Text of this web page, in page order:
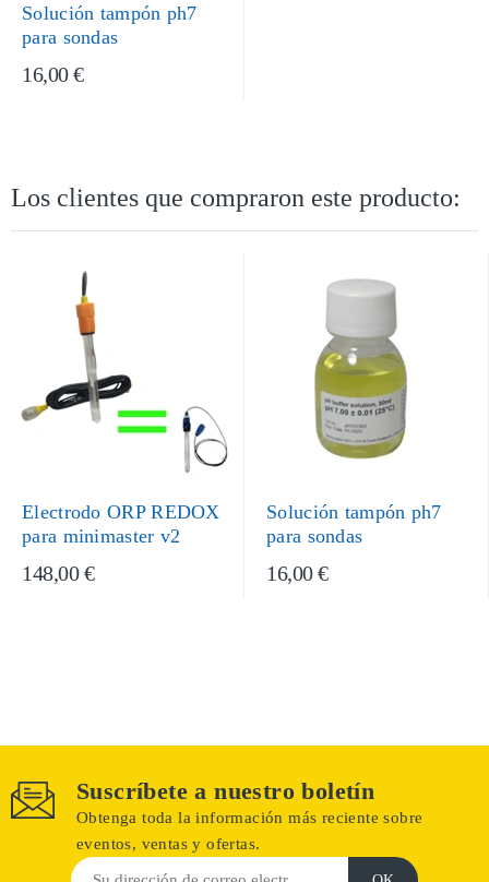
Solución tampón ph7
para sondas
16,00 €
Los clientes que compraron este producto:
Electrodo ORP REDOX
para minimaster v2
148,00 €
Solución tampón ph7
para sondas
16,00 €
Suscríbete a nuestro boletín
Obtenga toda la información más reciente sobre
eventos, ventas y ofertas.